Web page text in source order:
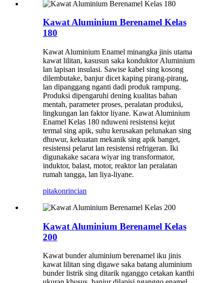
Kawat Aluminium Berenamel Kelas
180
Kawat Aluminium Enamel minangka jinis utama
kawat lilitan, kasusun saka konduktor Aluminium
lan lapisan insulasi. Sawise kabel sing kosong
dilembutake, banjur dicet kaping pirang-pirang,
lan dipanggang nganti dadi produk rampung.
Produksi dipengaruhi dening kualitas bahan
mentah, parameter proses, peralatan produksi,
lingkungan lan faktor liyane. Kawat Aluminium
Enamel Kelas 180 nduweni resistensi kejut
termal sing apik, suhu kerusakan pelunakan sing
dhuwur, kekuatan mekanik sing apik banget,
resistensi pelarut lan resistensi refrigeran. Iki
digunakake sacara wiyar ing transformator,
induktor, balast, motor, reaktor lan peralatan
rumah tangga, lan liya-liyane.
pitakonrincian
Kawat Aluminium Berenamel Kelas
200
Kawat bunder aluminium berenamel iku jinis
kawat lilitan sing digawe saka batang aluminium
bunder listrik sing ditarik nganggo cetakan kanthi